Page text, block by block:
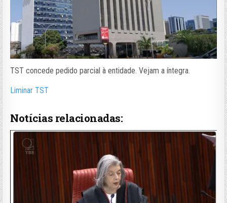
TST concede pedido parcial à entidade. Vejam a íntegra.
Liminar TST
Notícias relacionadas: